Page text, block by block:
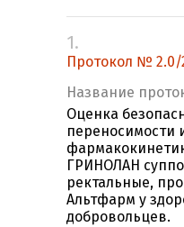
1.
Протокол № 2.0/
Название
Оценка
переносимости
ГРИНОЛАН
ректальные,
Альтфарм у
добровольцев.